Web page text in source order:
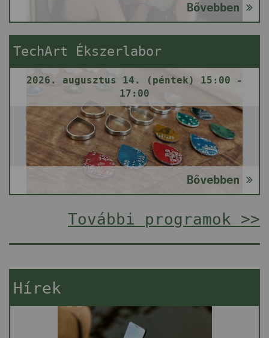
Bővebben
TechArt Ékszerlabor
2026. augusztus 14. (péntek) 15:00 -
17:00
Bővebben
További programok >>
Hírek